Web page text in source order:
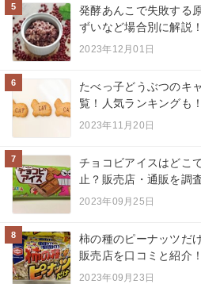
5
発酵あんこで失敗する
ずいなど場合別に解説！
2023年12月01日
6
たべっ子どうぶつのキ
覧！人気ランキングも！
2023年11月20日
7
チョコビアイスはどこ
止？販売店・通販を調
2023年09月25日
8
柿の種のピーナッツだ
販売店を口コミと紹介！
2023年09月23日